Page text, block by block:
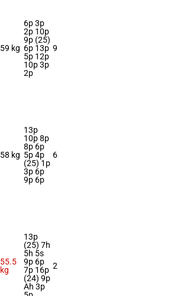
59 kg
6p 3p
2p 10p
9p (25)
6p 13p
5p 12p
10p 3p
2p
9
58 kg
13p
10p 8p
8p 6p
5p 4p
(25) 1p
3p 6p
9p 6p
6
55.5
kg
13p
(25) 7h
5h 5s
9p 6p
7p 16p
(24) 9p
Ah 3p
2